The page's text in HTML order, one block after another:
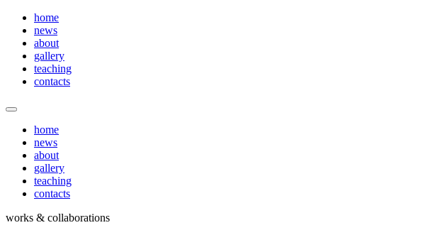
home
news
about
gallery
teaching
contacts
home
news
about
gallery
teaching
contacts
works & collaborations